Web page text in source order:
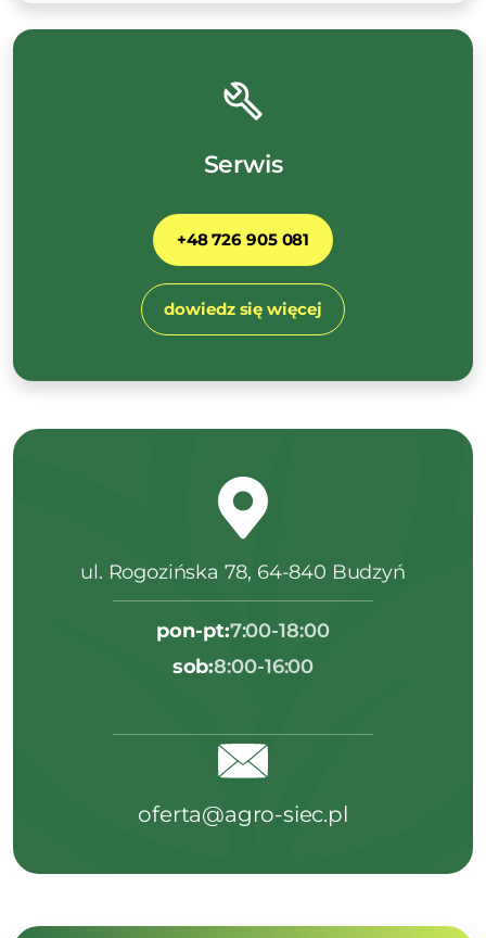
Serwis
+48 726 905 081
dowiedz się więcej
ul. Rogozińska 78, 64-840 Budzyń
pon-pt:7:00-18:00
sob:8:00-16:00
oferta@agro-siec.pl